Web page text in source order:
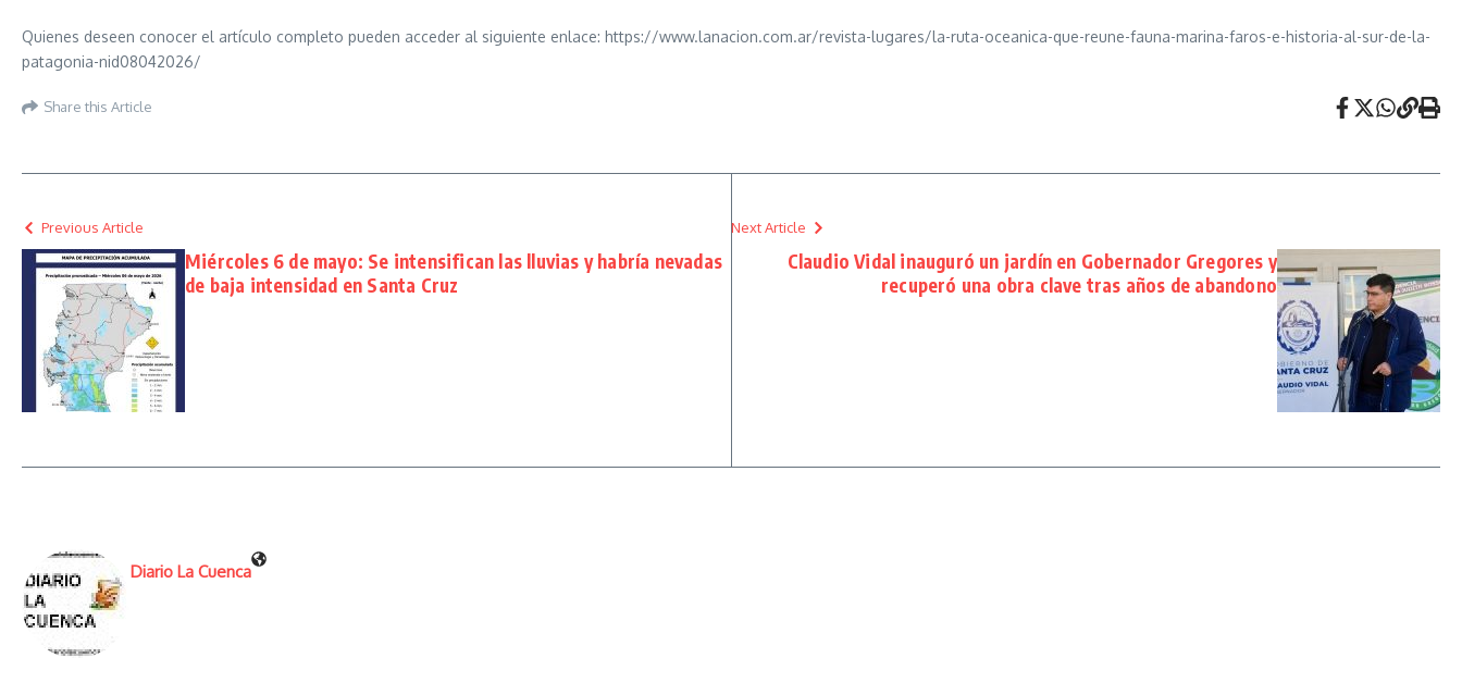
Quienes deseen conocer el artículo completo pueden acceder al siguiente enlace: https://www.lanacion.com.ar/revista-lugares/la-ruta-oceanica-que-reune-fauna-marina-faros-e-historia-al-sur-de-la-
patagonia-nid08042026/
Share this Article
Previous Article
Miércoles 6 de mayo: Se intensifican las lluvias y habría nevadas
de baja intensidad en Santa Cruz
Next Article
Claudio Vidal inauguró un jardín en Gobernador Gregores y
recuperó una obra clave tras años de abandono
Diario La Cuenca